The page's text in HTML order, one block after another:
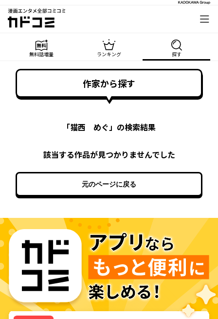
漫画エンタメ全部コミコミ
カドコミ
無料話増量 ランキング 探す
作家から探す
「猫西 めぐ」の検索結果
該当する作品が見つかりませんでした
元のページに戻る